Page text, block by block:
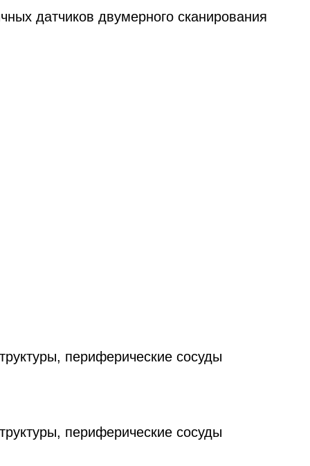
датчиков двумерного сканирования
периферические сосуды
периферические сосуды